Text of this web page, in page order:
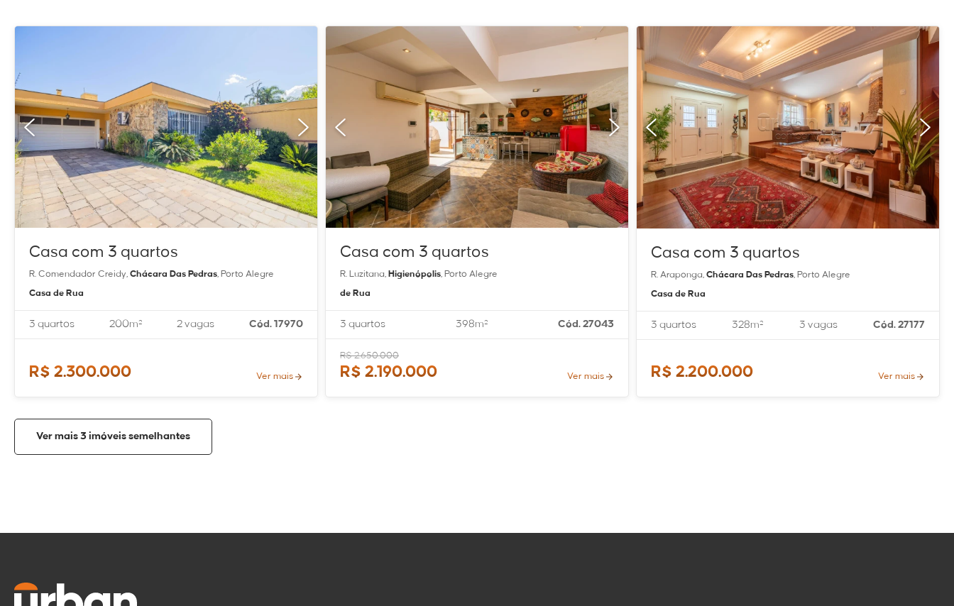
Casa com 3 quartos
R. Comendador Creidy, Chácara Das Pedras, Porto Alegre
Casa de Rua
3 quartos 200m² 2 vagas Cód. 17970
R$ 2.300.000 Ver mais
Casa com 3 quartos
R. Luzitana, Higienópolis, Porto Alegre
de Rua
3 quartos 398m² Cód. 27043
R$ 2.650.000
R$ 2.190.000 Ver mais
Casa com 3 quartos
R. Araponga, Chácara Das Pedras, Porto Alegre
Casa de Rua
3 quartos 328m² 3 vagas Cód. 27177
R$ 2.200.000 Ver mais
Ver mais 3 imóveis semelhantes
imóvel
Tirar dúvidas